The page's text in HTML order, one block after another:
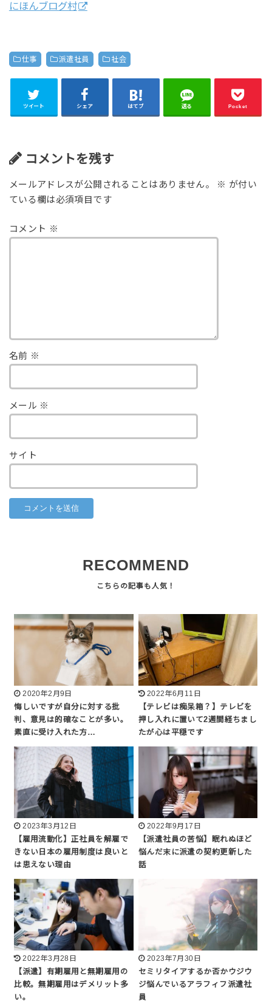
にほんブログ村
仕事 派遣社員 社会
ツイート シェア はてブ 送る Pocket
コメントを残す
メールアドレスが公開されることはありません。 ※ が付い
ている欄は必須項目です
コメント ※
名前 ※
メール ※
サイト
RECOMMEND
2020年2月9日
悔しいですが自分に対する批
判、意見は的確なことが多い。
素直に受け入れた方…
2022年6月11日
【テレビは痴呆箱？】テレビを
押し入れに置いて2週間経ちまし
たが心は平穏です
2023年3月12日
【雇用流動化】正社員を解雇で
きない日本の雇用制度は良いと
は思えない理由
2022年9月17日
【派遣社員の苦悩】眠れぬほど
悩んだ末に派遣の契約更新した
話
2022年3月28日
【派遣】有期雇用と無期雇用の
比較。無期雇用はデメリット多
い。
2023年7月30日
セミリタイアするか否かウジウ
ジ悩んでいるアラフィフ派遣社
員